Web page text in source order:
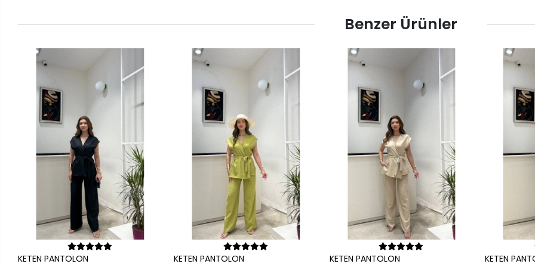
Benzer Ürünler
Sepete Ekle
KETEN PANTOLON Sepete Ekle
KETEN PANTOLON Sepete Ekle
KETEN PANTOLON